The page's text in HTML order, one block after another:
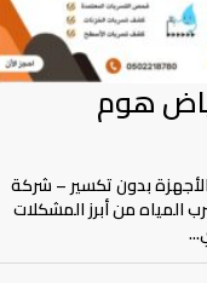
هوم
بدون تكسير – شركة
من أبرز المشكلات